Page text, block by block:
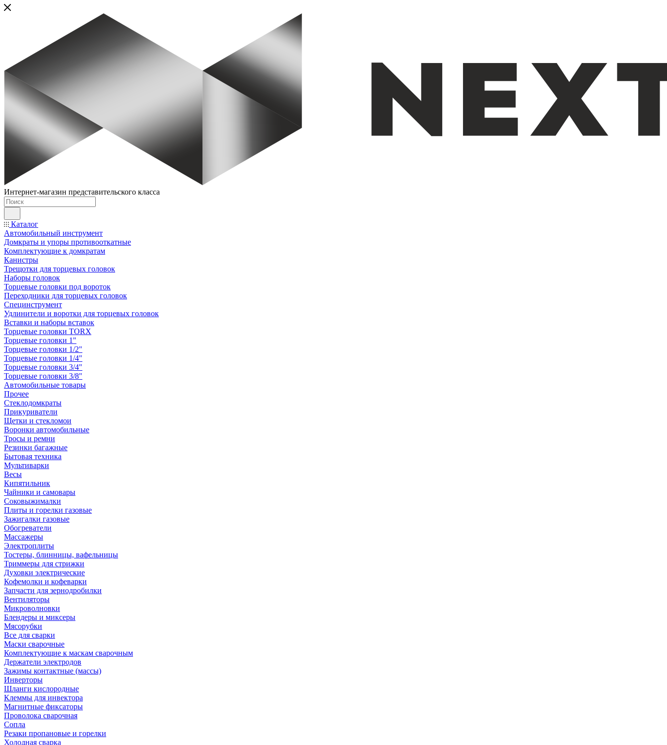
Интернет-магазин представительского класса
Каталог
Автомобильный инструмент
Домкраты и упоры противооткатные
Комплектующие к домкратам
Канистры
Трещотки для торцевых головок
Наборы головок
Торцевые головки под вороток
Переходники для торцевых головок
Специнструмент
Удлинители и воротки для торцевых головок
Вставки и наборы вставок
Торцевые головки TORX
Торцевые головки 1"
Торцевые головки 1/2"
Торцевые головки 1/4"
Торцевые головки 3/4"
Торцевые головки 3/8"
Автомобильные товары
Прочее
Стеклодомкраты
Прикуриватели
Щетки и стекломои
Воронки автомобильные
Тросы и ремни
Резинки багажные
Бытовая техника
Мультиварки
Весы
Кипятильник
Чайники и самовары
Соковыжималки
Плиты и горелки газовые
Зажигалки газовые
Обогреватели
Массажеры
Электроплиты
Тостеры, блинницы, вафельницы
Триммеры для стрижки
Духовки электрические
Кофемолки и кофеварки
Запчасти для зернодробилки
Вентиляторы
Микроволновки
Блендеры и миксеры
Мясорубки
Все для сварки
Маски сварочные
Комплектующие к маскам сварочным
Держатели электродов
Зажимы контактные (массы)
Инверторы
Шланги кислородные
Клеммы для инвектора
Магнитные фиксаторы
Проволока сварочная
Сопла
Резаки пропановые и горелки
Холодная сварка